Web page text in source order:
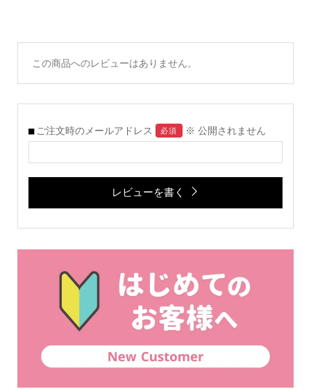
この商品へのレビューはありません。
ご注文時のメールアドレス 必須 ※ 公開されません
レビューを書く